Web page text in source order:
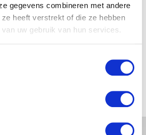
gegevens combineren met andere
heeft verstrekt of die ze hebben
uw gebruik van hun services.
ZÓNDER ALLERLEI ZWARE